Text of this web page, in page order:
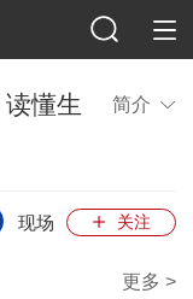
懂生
简介
关注
现场
更多 >